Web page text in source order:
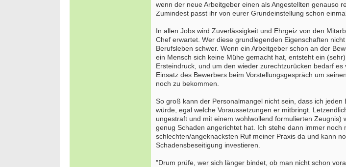
wenn der neue Arbeitgeber einen als Angestellten genauso
Zumindest passt ihr von eurer Grundeinstellung schon
In allen Jobs wird Zuverlässigkeit und Ehrgeiz von den
Chef erwartet. Wer diese grundlegenden Eigenschaften
Berufsleben schwer. Wenn ein Arbeitgeber schon an der
ein Mensch sich keine Mühe gemacht hat, entsteht ein
Ersteindruck, und um den wieder zurechtzurücken bedarf es
Einsatz des Bewerbers beim Vorstellungsgespräch um
noch zu bekommen.
So groß kann der Personalmangel nicht sein, dass ich jeden
würde, egal welche Voraussetzungen er mitbringt.
ungestraft und mit einem wohlwollend formulierten Zeugnis)
genug Schaden angerichtet hat. Ich stehe dann immer noch
schlechten/angeknacksten Ruf meiner Praxis da und kann
Schadensbeseitigung investieren.
"Drum prüfe, wer sich länger bindet, ob man nicht schon